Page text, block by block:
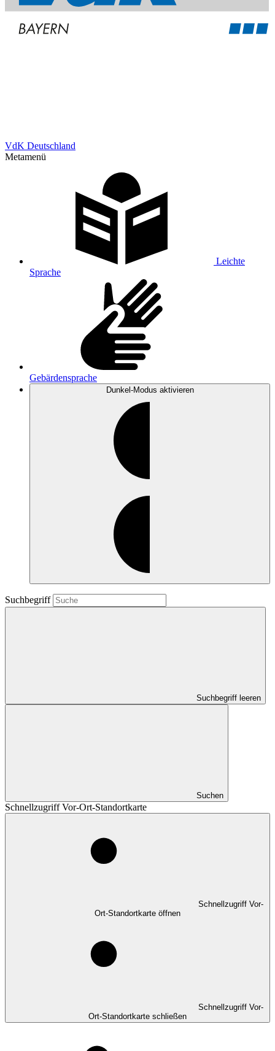
VdK Deutschland
Metamenü
Leichte
Sprache
Gebärdensprache
Dunkel-Modus aktivieren
Suchbegriff
Suchbegriff leeren
Suchen
Schnellzugriff Vor-Ort-Standortkarte
Schnellzugriff Vor-
Ort-Standortkarte öffnen
Schnellzugriff Vor-
Ort-Standortkarte schließen